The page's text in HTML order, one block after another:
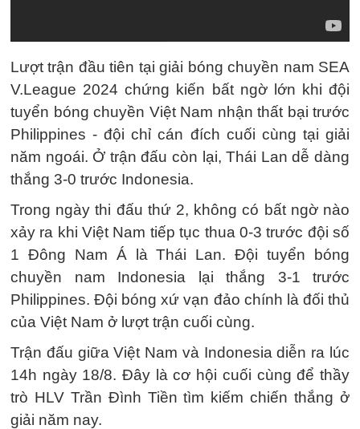
Lượt trận đầu tiên tại giải bóng chuyền nam SEA
V.League 2024 chứng kiến bất ngờ lớn khi đội
tuyển bóng chuyền Việt Nam nhận thất bại trước
Philippines - đội chỉ cán đích cuối cùng tại giải
năm ngoái. Ở trận đấu còn lại, Thái Lan dễ dàng
thắng 3-0 trước Indonesia.
Trong ngày thi đấu thứ 2, không có bất ngờ nào
xảy ra khi Việt Nam tiếp tục thua 0-3 trước đội số
1 Đông Nam Á là Thái Lan. Đội tuyển bóng
chuyền nam Indonesia lại thắng 3-1 trước
Philippines. Đội bóng xứ vạn đảo chính là đối thủ
của Việt Nam ở lượt trận cuối cùng.
Trận đấu giữa Việt Nam và Indonesia diễn ra lúc
14h ngày 18/8. Đây là cơ hội cuối cùng để thầy
trò HLV Trần Đình Tiền tìm kiếm chiến thắng ở
giải năm nay.